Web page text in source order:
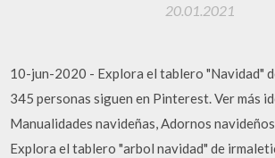
20.01.2021
10-jun-2020 - Explora el tablero "Navidad"
345 personas siguen en Pinterest. Ver más
Manualidades navideñas, Adornos
Explora el tablero "arbol navidad" de